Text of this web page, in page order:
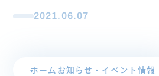
2021.06.07
ホーム お知らせ・イベント情報